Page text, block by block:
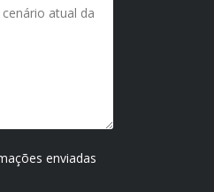
enviadas